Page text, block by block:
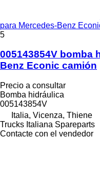
para Mercedes-Benz
5
005143854V bomba
Benz Econic camión
Precio a consultar
Bomba hidráulica
005143854V
Italia, Vicenza, Thiene
Trucks Italiana Spareparts
Contacte con el vendedor